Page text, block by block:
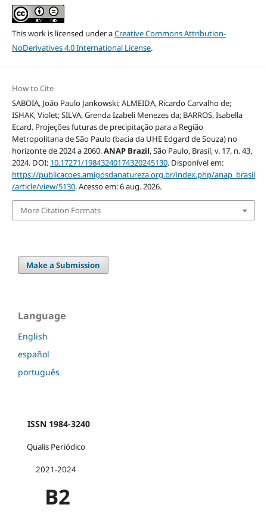
This work is licensed under aCreative Commons Attribution-
NoDerivatives 4.0 International License.
How to Cite
SABOIA, João Paulo Jankowski; ALMEIDA, Ricardo Carvalho de;
ISHAK, Violet; SILVA, Grenda Izabeli Menezes da; BARROS, Isabella
Ecard. Projeções futuras de precipitação para a Região
Metropolitana de São Paulo (bacia da UHE Edgard de Souza) no
horizonte de 2024 a 2060.ANAP Brazil, São Paulo, Brasil, v. 17, n. 43,
2024. DOI: 10.17271/19843240174320245130. Disponível em:
https://publicacoes.amigosdanatureza.org.br/index.php/anap_brasil
/article/view/5130. Acesso em: 6 aug. 2026.
More Citation Formats
Make a Submission
Language
English
español
português
ISSN 1984-3240
Qualis Periódico
2021-2024
B2